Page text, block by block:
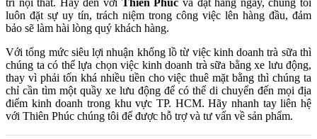
trí nội thất. Hãy đến với Thiên Phúc và đặt hàng ngày, chúng tôi
luôn đặt sự uy tín, trách niệm trong công việc lên hàng đầu, đảm
bảo sẽ làm hài lòng quý khách hàng.
Với tổng mức siêu lợi nhuận khổng lồ từ việc kinh doanh trà sữa thì
chúng ta có thể lựa chọn việc kinh doanh trà sữa bằng xe lưu động,
thay vì phải tốn khá nhiều tiền cho việc thuê mặt bằng thì chúng ta
chỉ cần tìm một quầy xe lưu động để có thể di chuyển đến mọi địa
điểm kinh doanh trong khu vực TP. HCM. Hãy nhanh tay liên hệ
với Thiên Phúc chúng tôi để được hỗ trợ và tư vấn về sản phẩm.